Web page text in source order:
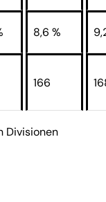
8,6 %
166
Divisionen